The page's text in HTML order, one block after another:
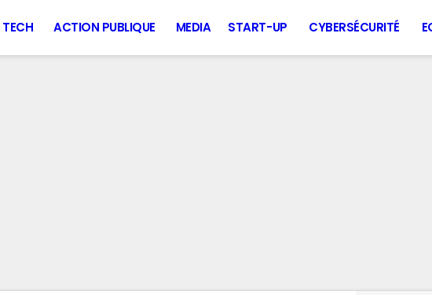
TECH ACTION PUBLIQUE MEDIA START-UP CYBERSÉCURITÉ